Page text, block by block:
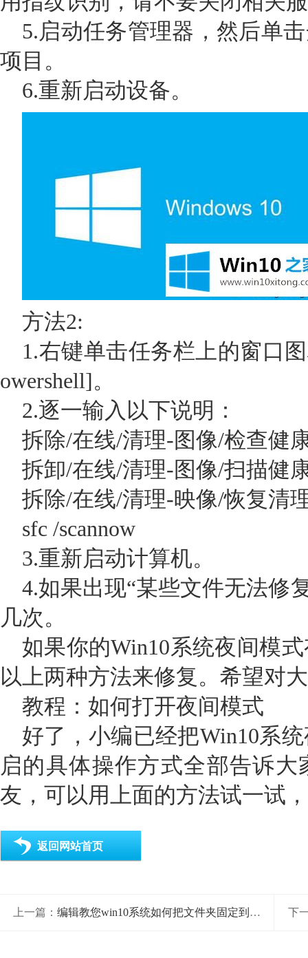
5.启动任务管理器，然后单
项目。
6.重新启动设备。
方法2:
1.右键单击任务栏上的窗口
owershell]。
2.逐一输入以下说明：
拆除/在线/清理-图像/检查健
拆卸/在线/清理-图像/扫描健
拆除/在线/清理-映像/恢复清
sfc /scannow
3.重新启动计算机。
4.如果出现“某些文件无法修
几次。
如果你的Win10系统夜间模
以上两种方法来修复。希望对
教程：如何打开夜间模式
好了，小编已经把Win10系
启的具体操作方式全部告诉
友，可以用上面的方法试一试
返回网站首页
上一篇： 编辑教您win10系统如何把文件夹固定到任务栏的具体操作方式 下